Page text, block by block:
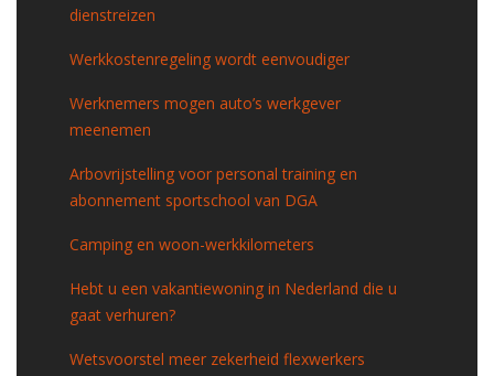
dienstreizen
Werkkostenregeling wordt eenvoudiger
Werknemers mogen auto’s werkgever
meenemen
Arbovrijstelling voor personal training en
abonnement sportschool van DGA
Camping en woon-werkkilometers
Hebt u een vakantiewoning in Nederland die u
gaat verhuren?
Wetsvoorstel meer zekerheid flexwerkers